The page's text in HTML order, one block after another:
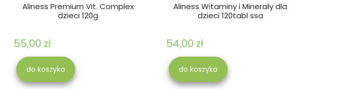
Aliness Premium Vit. Complex
dzieci 120g
55,00 zł
do koszyka
Aliness Witaminy i Minerały dla
dzieci 120tabl ssa
54,00 zł
do koszyka